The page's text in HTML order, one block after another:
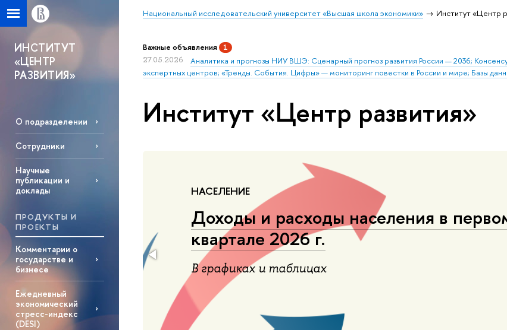
Национальный исследовательский университет «Высшая школа экономики» Институт «Центр
ИНСТИТУТ
«ЦЕНТР
РАЗВИТИЯ»
О подразделении
Сотрудники
Научные
публикации и
доклады
ПРОДУКТЫ И
ПРОЕКТЫ
Комментарии о
государстве и
бизнесе
Ежедневный
экономический
стресс-индекс
(DESI)
Важные объявления 1
27.05.2026
Аналитика и прогнозы НИУ ВШЭ: Сценарный прогноз развития России — 2036;
экспертных центров; «Тренды. События. Цифры» — мониторинг повестки в России и мире; Базы
Институт «Центр развития»
«Комментарии
и Бизнесе»
2026 г.)
НАСЕЛЕНИЕ
Доходы и расходы населения в
квартале 2026 г.
В графиках и таблицах